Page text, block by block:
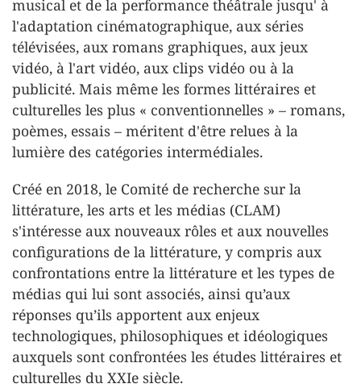
musical et de la performance théâtrale jusqu' à
l'adaptation cinématographique, aux séries
télévisées, aux romans graphiques, aux jeux
vidéo, à l'art vidéo, aux clips vidéo ou à la
publicité. Mais même les formes littéraires et
culturelles les plus « conventionnelles » – romans,
poèmes, essais – méritent d'être relues à la
lumière des catégories intermédiales.
Créé en 2018, le Comité de recherche sur la
littérature, les arts et les médias (CLAM)
s'intéresse aux nouveaux rôles et aux nouvelles
configurations de la littérature, y compris aux
confrontations entre la littérature et les types de
médias qui lui sont associés, ainsi qu’aux
réponses qu’ils apportent aux enjeux
technologiques, philosophiques et idéologiques
auxquels sont confrontées les études littéraires et
culturelles du XXIe siècle.